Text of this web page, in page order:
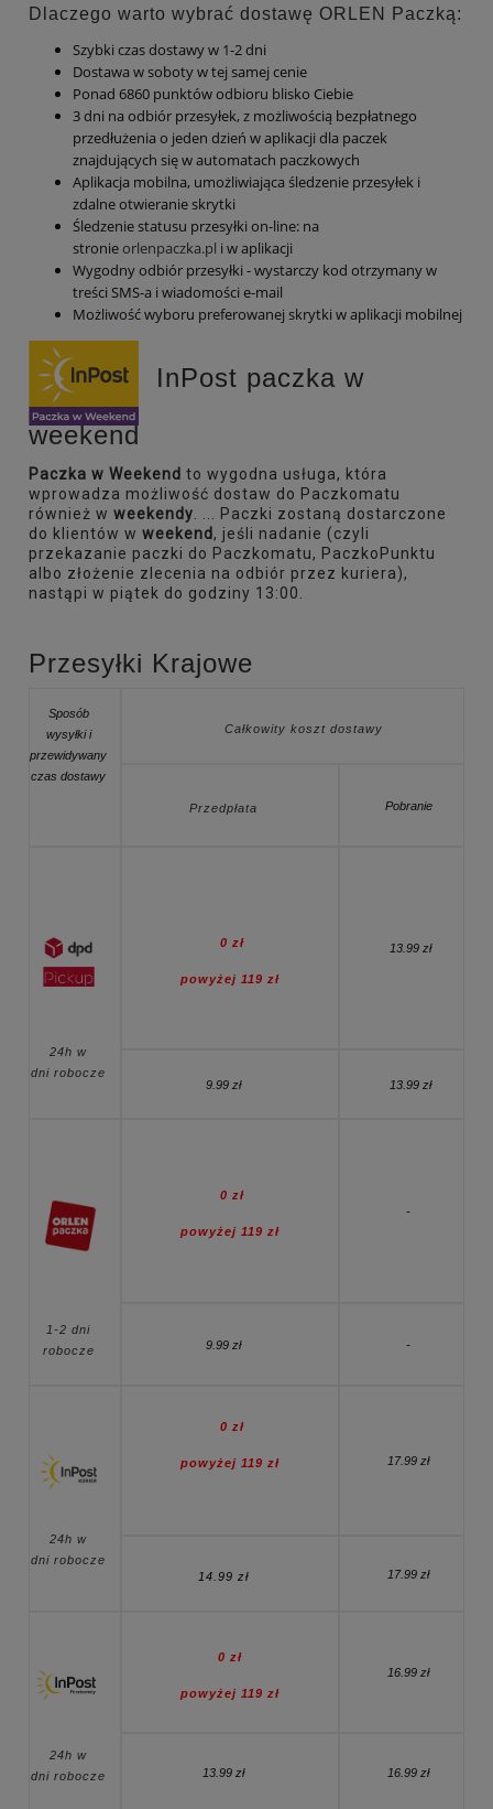
Dlaczego warto wybrać dostawę ORLEN Paczką:
Szybki czas dostawy w 1-2 dni
Dostawa w soboty w tej samej cenie
Ponad 6860 punktów odbioru blisko Ciebie
3 dni na odbiór przesyłek, z możliwością bezpłatnego
przedłużenia o jeden dzień w aplikacji dla paczek
znajdujących się w automatach paczkowych
Aplikacja mobilna, umożliwiająca śledzenie przesyłek i
zdalne otwieranie skrytki
Śledzenie statusu przesyłki on-line: na
stronieorlenpaczka.pl i w aplikacji
Wygodny odbiór przesyłki - wystarczy kod otrzymany w
treści SMS-a i wiadomości e-mail
Możliwość wyboru preferowanej skrytki w aplikacji mobilnej
InPost paczka w
weekend
Paczka w Weekend to wygodna usługa, która
wprowadza możliwość dostaw do Paczkomatu
również w weekendy . ... Paczki zostaną dostarczone
do klientów w weekend, jeśli nadanie (czyli
przekazanie paczki do Paczkomatu, PaczkoPunktu
albo złożenie zlecenia na odbiór przez kuriera),
nastąpi w piątek do godziny 13:00.
Przesyłki Krajowe
Sposób
wysyłki i
przewidywany
czas dostawy
Całkowity koszt dostawy
Przedpłata Pobranie
24h w
dni robocze
0 zł
powyżej 119 zł
13. 99 zł
9.99 zł 13.99 zł
1-2 dni
robocze
0 zł
powyżej 119 zł
-
9.99 zł -
24h w
dni robocze
0 zł
powyżej 119 zł 17.99 zł
14.99 zł 17.99 zł
24h w
dni robocze
0 zł
powyżej 119 zł
16.99 zł
13.99 zł 16.99 zł